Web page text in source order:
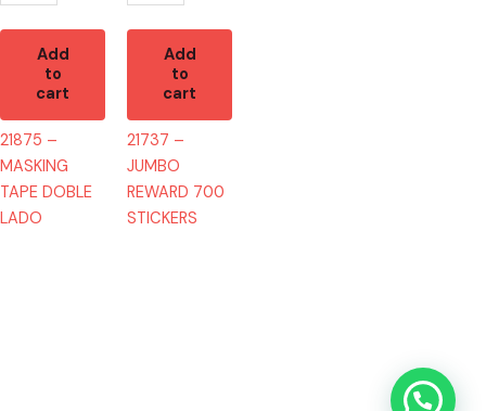
Add
to
cart
21875 –
MASKING
TAPE DOBLE
LADO
Add
to
cart
21737 –
JUMBO
REWARD 700
STICKERS